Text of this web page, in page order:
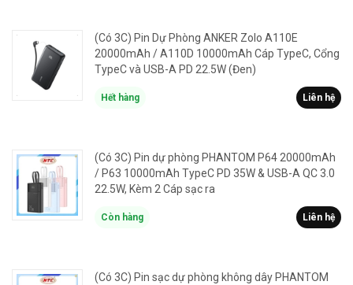
(Có 3C) Pin Dự Phòng ANKER Zolo A110E
20000mAh / A110D 10000mAh Cáp TypeC, Cổng
TypeC và USB-A PD 22.5W (Đen)
Hết hàng Liên hệ
(Có 3C) Pin dự phòng PHANTOM P64 20000mAh
/ P63 10000mAh TypeC PD 35W & USB-A QC 3.0
22.5W, Kèm 2 Cáp sạc ra
Còn hàng Liên hệ
(Có 3C) Pin sạc dự phòng không dây PHANTOM